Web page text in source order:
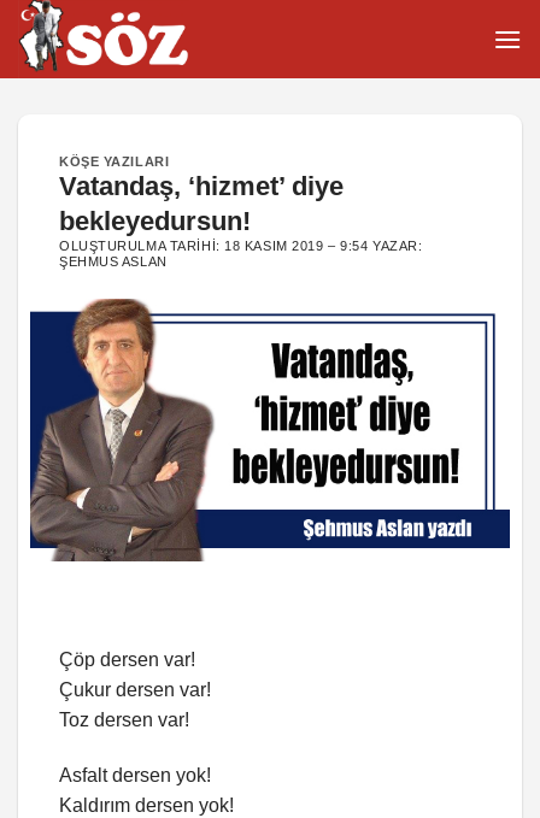
İçeriğe
atla
KÖŞE YAZILARI
Vatandaş, ‘hizmet’ diye
bekleyedursun!
OLUŞTURULMA TARIHI: 18 KASIM 2019 – 9:54 YAZAR:
ŞEHMUS ASLAN
Çöp dersen var!
Çukur dersen var!
Toz dersen var!
Asfalt dersen yok!
Kaldırım dersen yok!